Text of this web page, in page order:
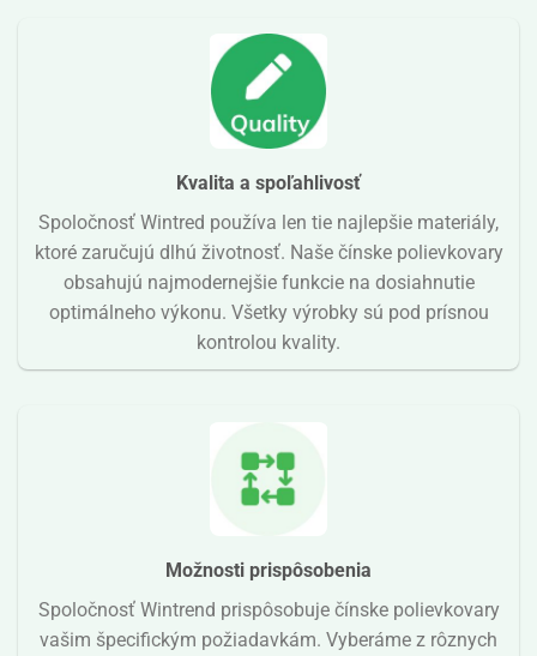
Kvalita a spoľahlivosť
Spoločnosť Wintred používa len tie najlepšie materiály,
ktoré zaručujú dlhú životnosť. Naše čínske polievkovary
obsahujú najmodernejšie funkcie na dosiahnutie
optimálneho výkonu. Všetky výrobky sú pod prísnou
kontrolou kvality.
Možnosti prispôsobenia
Spoločnosť Wintrend prispôsobuje čínske polievkovary
vašim špecifickým požiadavkám. Vyberáme z rôznych